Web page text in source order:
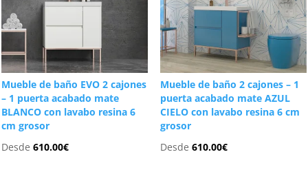
Mueble de baño EVO 2 cajones
– 1 puerta acabado mate
BLANCO con lavabo resina 6
cm grosor
Desde610.00€
Mueble de baño 2 cajones – 1
puerta acabado mate AZUL
CIELO con lavabo resina 6 cm
grosor
Desde 610.00€